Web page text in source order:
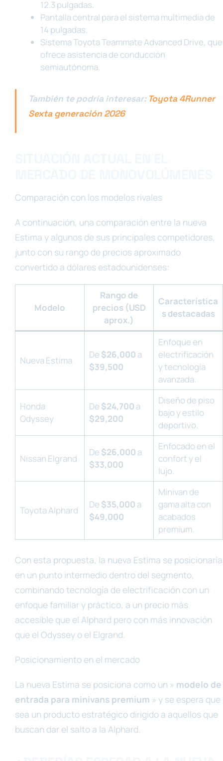
12.3 pulgadas.
Pantalla central para el sistema multimedia de
14 pulgadas.
Sistema Toyota Teammate Advanced Drive, que
ofrece asistencia de conducción
semiautónoma.
También te podría interesar: Toyota 4Runner
Sexta generación 2026
Comparación con los modelos rivales
A continuación, una comparación entre la nueva
Estima y algunos de sus principales competidores,
junto con su rango de precios aproximado
convertido a dólares estadounidenses:
Modelo
Rango de
precios (USD
aprox.)
Característica
s destacadas
Nueva Estima
De $26,000 a
$39,500
Enfoque en
electrificación
y tecnología
avanzada.
Honda
Odyssey
De $24,700 a
$29,200
Diseño de piso
bajo y estilo
deportivo.
Nissan Elgrand
De $26,000 a
$33,000
Enfocado en el
confort y el
lujo.
Toyota Alphard
De $35,000 a
$49,000
Minivan de
gama alta con
acabados
premium.
Con esta propuesta, la nueva Estima se posicionaría
en un punto intermedio dentro del segmento,
combinando tecnología de electrificación con un
enfoque familiar y práctico, a un precio más
accesible que el Alphard pero con más innovación
que el Odyssey o el Elgrand.
Posicionamiento en el mercado
La nueva Estima se posiciona como un » modelo de
entrada para minivans premium » y se espera que
sea un producto estratégico dirigido a aquellos que
buscan dar el salto a la Alphard.